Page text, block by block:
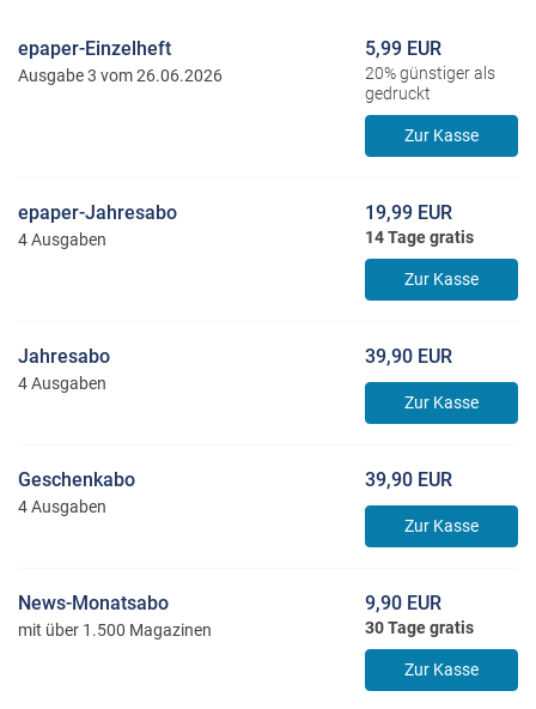
epaper-Einzelheft
Ausgabe 3 vom 26.06.2026
5,99 EUR
20% günstiger als
gedruckt
Zur Kasse
epaper-Jahresabo
4 Ausgaben
19,99 EUR
14 Tage gratis
Zur Kasse
Jahresabo
4 Ausgaben
39,90 EUR
Zur Kasse
Geschenkabo
4 Ausgaben
39,90 EUR
Zur Kasse
News-Monatsabo
mit über 1.500 Magazinen
9,90 EUR
30 Tage gratis
Zur Kasse